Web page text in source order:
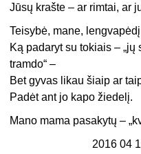
Jūsų krašte – ar rimtai, ar
Teisybė, mane,
Ką padaryt su tokiais –
tramdo“ –
Bet gyvas likau šiaip ar
Padėt ant jo kapo žiedelį.
Mano mama pasakytų –
2016 04